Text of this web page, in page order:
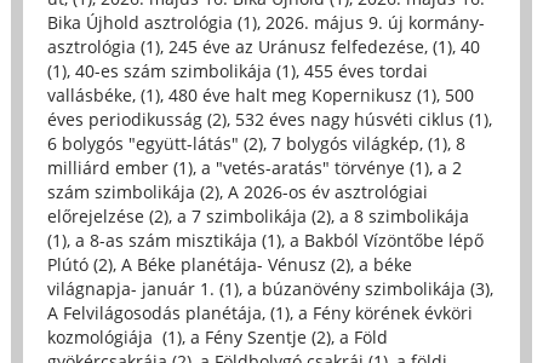
Bika Újhold asztrológia (1), 2026. május 9. új kormány-
asztrológia (1), 245 éve az Uránusz felfedezése, (1), 40
(1), 40-es szám szimbolikája (1), 455 éves tordai
vallásbéke, (1), 480 éve halt meg Kopernikusz (1), 500
éves periodikusság (2), 532 éves nagy húsvéti ciklus (1),
6 bolygós "együtt-látás" (2), 7 bolygós világkép, (1), 8
milliárd ember (1), a "vetés-aratás" törvénye (1), a 2
szám szimbolikája (2), A 2026-os év asztrológiai
előrejelzése (2), a 7 szimbolikája (2), a 8 szimbolikája
(1), a 8-as szám misztikája (1), a Bakból Vízöntőbe lépő
Plútó (2), A Béke planétája- Vénusz (2), a béke
világnapja- január 1. (1), a búzanövény szimbolikája (3),
A Felvilágosodás planétája, (1), a Fény körének évköri
kozmológiája (1), a Fény Szentje (2), a Föld